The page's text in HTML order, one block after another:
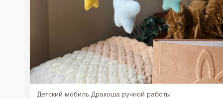
Детский мобиль Дракоша ручной работы